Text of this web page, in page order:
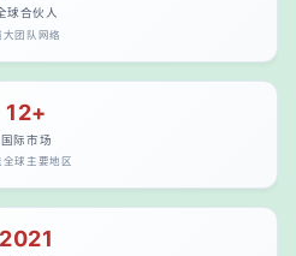
球合伙人
大团队网络
12+
国际市场
全球主要地区
2021